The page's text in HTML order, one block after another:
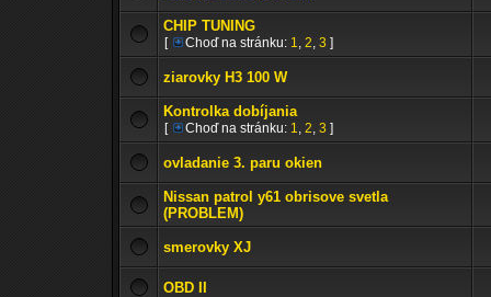
CHIP TUNING
[ Choď na stránku: 1, 2, 3 ]
ziarovky H3 100 W
Kontrolka dobíjania
[ Choď na stránku: 1, 2, 3 ]
ovladanie 3. paru okien
Nissan patrol y61 obrisove svetla
(PROBLEM)
smerovky XJ
OBD II